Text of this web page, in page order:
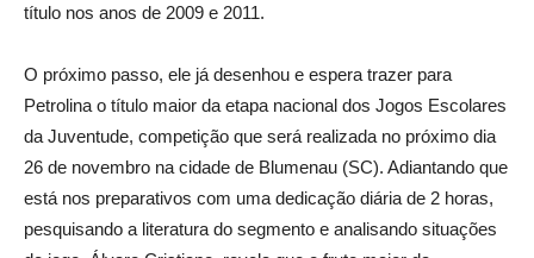
título nos anos de 2009 e 2011.
O próximo passo, ele já desenhou e espera trazer para
Petrolina o título maior da etapa nacional dos Jogos Escolares
da Juventude, competição que será realizada no próximo dia
26 de novembro na cidade de Blumenau (SC). Adiantando que
está nos preparativos com uma dedicação diária de 2 horas,
pesquisando a literatura do segmento e analisando situações